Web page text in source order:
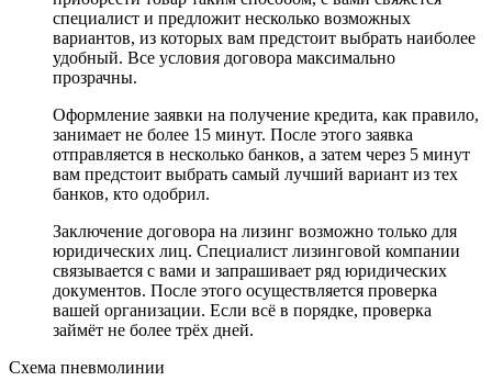
специалист и предложит несколько возможных
вариантов, из которых вам предстоит выбрать наиболее
удобный. Все условия договора максимально
прозрачны.
Оформление заявки на получение кредита, как правило,
занимает не более 15 минут. После этого заявка
отправляется в несколько банков, а затем через 5 минут
вам предстоит выбрать самый лучший вариант из тех
банков, кто одобрил.
Заключение договора на лизинг возможно только для
юридических лиц. Специалист лизинговой компании
связывается с вами и запрашивает ряд юридических
документов. После этого осуществляется проверка
вашей организации. Если всё в порядке, проверка
займёт не более трёх дней.
Схема пневмолинии